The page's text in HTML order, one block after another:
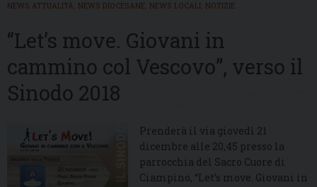
NEWS ATTUALITÀ NEWS DIOCESANE NEWS LOCALI NOTIZIE
“Let’s move. Giovani in
cammino col Vescovo”, verso il
Sinodo 2018
Prenderà il via giovedì 21
dicembre alle 20,45 presso la
parrocchia del Sacro Cuore di
Ciampino, “Let’s move. Giovani in